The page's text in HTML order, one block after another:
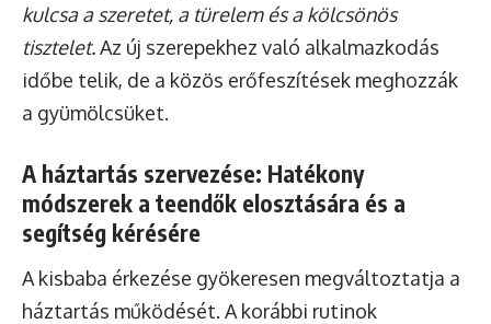
kulcsa a szeretet, a türelem és a kölcsönös
tisztelet.Az új szerepekhez való alkalmazkodás
időbe telik, de a közös erőfeszítések meghozzák
a gyümölcsüket.
A háztartás szervezése: Hatékony
módszerek a teendők elosztására és a
segítség kérésére
A kisbaba érkezése gyökeresen megváltoztatja a
háztartás működését. A korábbi rutinok